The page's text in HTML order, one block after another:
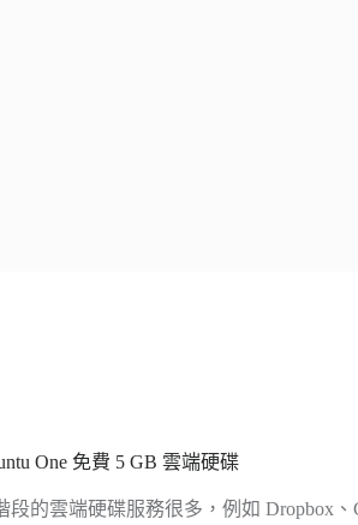
One 免費 5 GB 雲端硬碟
段的雲端硬碟服務很多，例如 Dropbox